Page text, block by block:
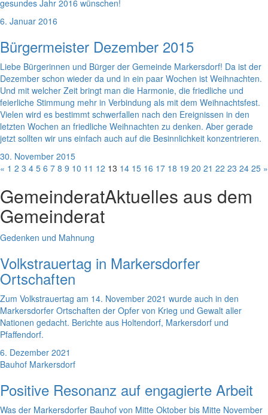
gesundes Jahr 2016 wünschen!
6. Januar 2016
Bürgermeister Dezember 2015
Liebe Bürgerinnen und Bürger der Gemeinde Markersdorf! Da ist der
Dezember schon wieder da und in ein paar Wochen ist Weihnachten.
Und mit welcher Zeit bringt man die Harmonie, die friedliche und
feierliche Stimmung mehr in Verbindung als mit dem Weihnachtsfest.
Vielen wird es bestimmt schwerfallen nach den Ereignissen in den
letzten Wochen an friedliche Weihnachten zu denken. Aber gerade
jetzt sollten wir uns einfach auch auf die Besinnlichkeit konzentrieren.
30. November 2015
« 1 2 3 4 5 6 7 8 9 10 11 12 13 14 15 16 17 18 19 20 21 22 23 24 25 »
GemeinderatAktuelles aus dem
Gemeinderat
Gedenken und Mahnung
Volkstrauertag in Markersdorfer
Ortschaften
Zum Volkstrauertag am 14. November 2021 wurde auch in den
Markersdorfer Ortschaften der Opfer von Krieg und Gewalt aller
Nationen gedacht. Berichte aus Holtendorf, Markersdorf und
Pfaffendorf.
6. Dezember 2021
Bauhof Markersdorf
Positive Resonanz auf engagierte Arbeit
Was der Markersdorfer Bauhof von Mitte Oktober bis Mitte November